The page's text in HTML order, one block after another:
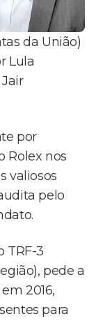
da União)
Lula
por
Rolex nos
valiosos
pelo
TRF-3
pede a
2016,
para